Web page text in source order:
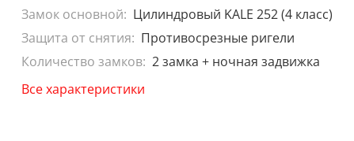
Замок основной: Цилиндровый KALE 252 (4 класс)
Защита от снятия: Противосрезные ригели
Количество замков: 2 замка + ночная задвижка
Все характеристики